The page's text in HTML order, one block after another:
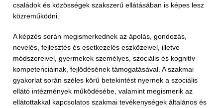
családok és közösségek szakszerű ellátásában is képes lesz
közreműködni.
A képzés során megismerkednek az ápolás, gondozás,
nevelés, fejlesztés és esetkezelés eszközeivel, illetve
módszereivel, gyermekek személyes, szociális és kognitív
kompetenciáinak, fejlődésének támogatásával. A szakmai
gyakorlat során széles körű betekintést nyernek a szociális
ellátó intézmények működésébe, valamint megismerik az
ellátottakkal kapcsolatos szakmai tevékenységek általános és